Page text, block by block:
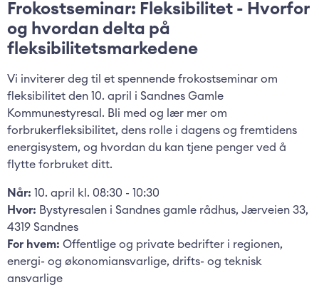
Frokostseminar: Fleksibilitet - Hvorfor
og hvordan delta på
fleksibilitetsmarkedene
Vi inviterer deg til et spennende frokostseminar om
fleksibilitet den 10. april i Sandnes Gamle
Kommunestyresal. Bli med og lær mer om
forbrukerfleksibilitet, dens rolle i dagens og fremtidens
energisystem, og hvordan du kan tjene penger ved å
flytte forbruket ditt.
Når: 10. april kl. 08:30 - 10:30
Hvor: Bystyresalen i Sandnes gamle rådhus, Jærveien 33,
4319 Sandnes
For hvem: Offentlige og private bedrifter i regionen,
energi- og økonomiansvarlige, drifts- og teknisk
ansvarlige